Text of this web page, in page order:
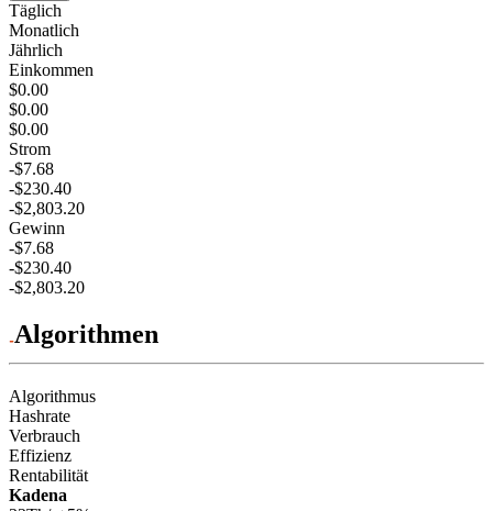
Täglich
Monatlich
Jährlich
Einkommen
$0.00
$0.00
$0.00
Strom
-$7.68
-$230.40
-$2,803.20
Gewinn
-$7.68
-$230.40
-$2,803.20
Algorithmen
Algorithmus
Hashrate
Verbrauch
Effizienz
Rentabilität
Kadena